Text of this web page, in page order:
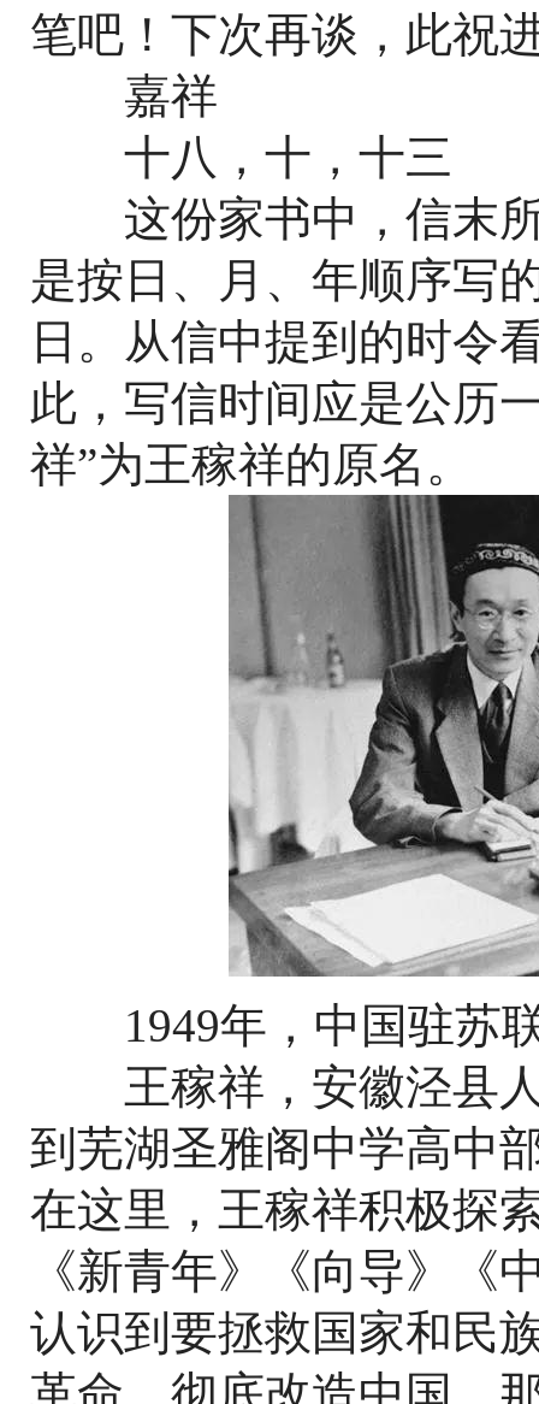
笔吧！下次再谈，此祝
嘉祥
十八，十，十三
这份家书中，信末所
是按日、月、年顺序写
日。从信中提到的时令
此，写信时间应是公历
祥”为王稼祥的原名。
1949年，中国驻苏联
王稼祥，安徽泾县人
到芜湖圣雅阁中学高中
在这里，王稼祥积极探
《新青年》《向导》《
认识到要拯救国家和民